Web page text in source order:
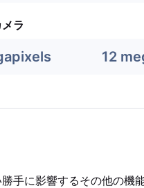
ラ
12
手に影響するその他の機